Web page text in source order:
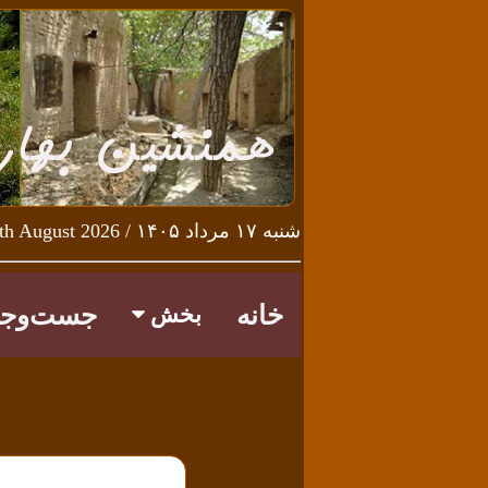
شنبه ۱۷ مرداد ۱۴۰۵ / Saturday 8th August 2026
خانه بخش